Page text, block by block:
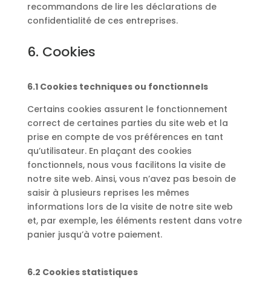
recommandons de lire les déclarations de
confidentialité de ces entreprises.
6. Cookies
6.1 Cookies techniques ou fonctionnels
Certains cookies assurent le fonctionnement
correct de certaines parties du site web et la
prise en compte de vos préférences en tant
qu’utilisateur. En plaçant des cookies
fonctionnels, nous vous facilitons la visite de
notre site web. Ainsi, vous n’avez pas besoin de
saisir à plusieurs reprises les mêmes
informations lors de la visite de notre site web
et, par exemple, les éléments restent dans votre
panier jusqu’à votre paiement.
6.2 Cookies statistiques